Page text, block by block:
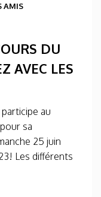
AMIS
DU
AVEC LES
au
sa
25 juin
Les différents